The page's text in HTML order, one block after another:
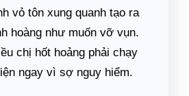
vỏ tôn xung quanh tạo ra
hoàng như muốn vỡ vụn.
chị hốt hoảng phải chạy
ngay vì sợ nguy hiểm.